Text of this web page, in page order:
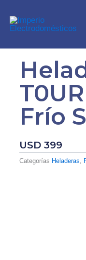
contenido
Frío
USD 399
Categorías Heladeras